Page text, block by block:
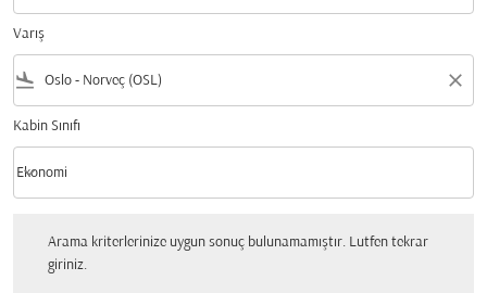
Varış
flight_land close
Kabin Sınıfı
Kabin Sınıfı option Ekonomi Selected
Ekonomi
keyboard_arrow_down
Arama kriterlerinize uygun sonuç bulunamamıştır. Lutfen tekrar
giriniz.